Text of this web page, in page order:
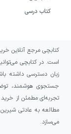
کتاب درسی
کتابچی مرجع آنلاین
است. در کتابچی
زبان دسترسی داشته
جستجوی هوشمند،
تجربه‌ای مطمئن از
مطالعه به عادتی شیرین
می‌سازد.